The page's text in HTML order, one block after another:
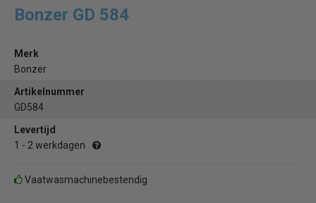
Bonzer GD 584
Merk
Bonzer
Artikelnummer
GD584
Levertijd
1 - 2 werkdagen
Vaatwasmachinebestendig